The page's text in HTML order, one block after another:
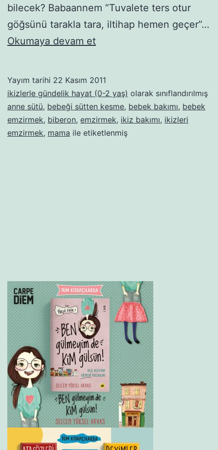
bilecek? Babaannem “Tuvalete ters otur
göğsünü tarakla tara, iltihap hemen geçer”…
Okumaya devam etEmzirmek
emzirmemek.
Bunun
arası
Yayım tarihi 22 Kasım 2011
ikizlerle gündelik hayat (0-2 yaş) olarak sınıflandırılmış
anne sütü, bebeği sütten kesme, bebek bakımı, bebek
emzirmek, biberon, emzirmek, ikiz bakımı, ikizleri
emzirmek, mama ile etiketlenmiş